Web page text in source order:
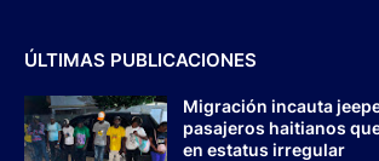
ÚLTIMAS PUBLICACIONES
Migración incauta
pasajeros haitianos
en estatus irregular